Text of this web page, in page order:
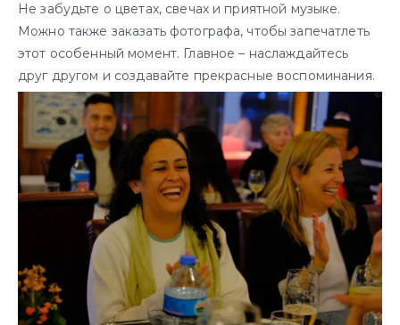
Не забудьте о цветах, свечах и приятной музыке.
Можно также заказать фотографа, чтобы запечатлеть
этот особенный момент. Главное – наслаждайтесь
друг другом и создавайте прекрасные воспоминания.